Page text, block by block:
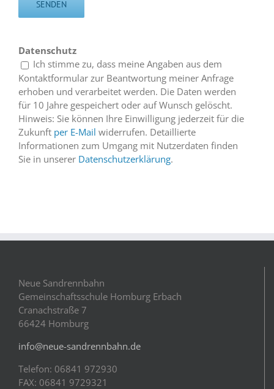
Datenschutz
Ich stimme zu, dass meine Angaben aus dem
Kontaktformular zur Beantwortung meiner Anfrage
erhoben und verarbeitet werden. Die Daten werden
für 10 Jahre gespeichert oder auf Wunsch gelöscht.
Hinweis: Sie können Ihre Einwilligung jederzeit für die
Zukunft per E-Mail widerrufen. Detaillierte
Informationen zum Umgang mit Nutzerdaten finden
Sie in unserer Datenschutzerklärung.
Neue Sandrennbahn
Gemeinschaftsschule Homburg Erbach
Cranachstraße 7
66424 Homburg
info@neue-sandrennbahn.de
Telefon: 06841 972930
FAX: 06841 9729321